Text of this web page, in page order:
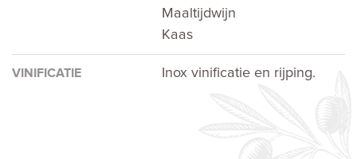
Maaltijdwijn
Kaas
VINIFICATIE Inox vinificatie en rijping.